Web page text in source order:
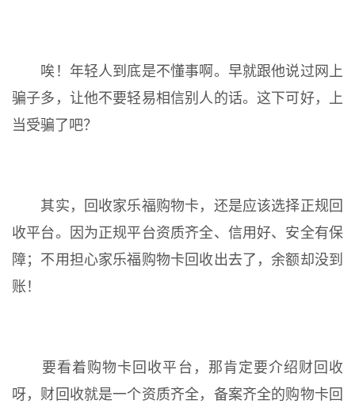
唉！年轻人到底是不懂事啊。早就跟他说过网上
骗子多，让他不要轻易相信别人的话。这下可好，上
当受骗了吧？
其实，回收家乐福购物卡，还是应该选择正规回
收平台。因为正规平台资质齐全、信用好、安全有保
障；不用担心家乐福购物卡回收出去了，余额却没到
账！
要看着购物卡回收平台，那肯定要介绍财回收
呀，财回收就是一个资质齐全，备案齐全的购物卡回